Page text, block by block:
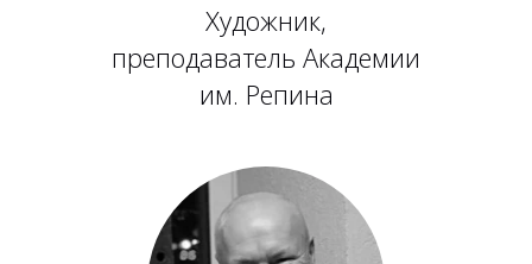
Художник,
преподаватель Академии
им. Репина